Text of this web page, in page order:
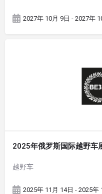
2027年 10月 9日 - 2027年
2025年俄罗斯国际越野车
越野车
2025年 11月 14日 - 2025年